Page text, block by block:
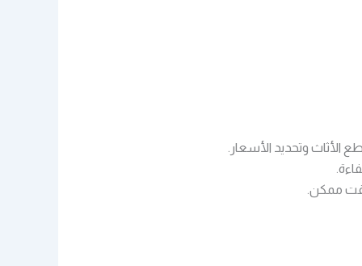
وتحديد الأسعار.
وقت ممكن.